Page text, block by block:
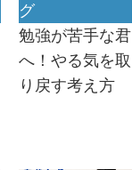
グ
勉強が苦手な君
へ！やる気を取
り戻す考え方